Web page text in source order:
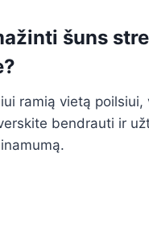
šuns
ramią vietą poilsiui,
bendrauti ir